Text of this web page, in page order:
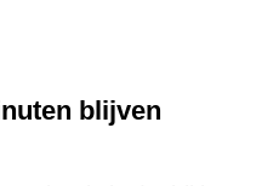
blijven